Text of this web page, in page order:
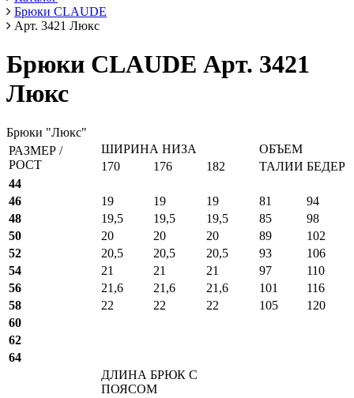
Брюки CLAUDE
Арт. 3421 Люкс
Брюки CLAUDE Арт. 3421
Люкс
Брюки "Люкс"
РАЗМЕР /
РОСТ
ШИРИНА НИЗА
ОБЪЕМ
170
176 182 ТАЛИИ БЕДЕР
44
46
19 19 19 81
94
48
19,5 19,5 19,5 85
98
50
20 20 20 89
102
52
20,5 20,5 20,5 93
106
54
21 21 21 97
110
56
21,6 21,6 21,6 101
116
58
22 22 22 105
120
60
62
64
ДЛИНА БРЮК С
ПОЯСОМ